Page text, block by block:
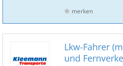
merken
Lkw-Fahrer
und